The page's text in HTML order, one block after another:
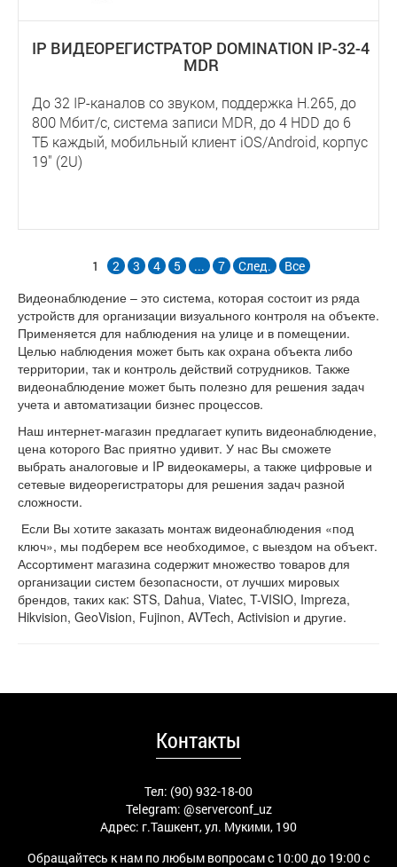
IP ВИДЕОРЕГИСТРАТОР DOMINATION IP-32-4
MDR
До 32 IP-каналов со звуком, поддержка Н.265, до
800 Мбит/с, система записи MDR, до 4 HDD до 6
ТБ каждый, мобильный клиент iOS/Android, корпус
19" (2U)
1 2 3 4 5 ... 7 След. Все
Видеонаблюдение – это система, которая состоит из ряда
устройств для организации визуального контроля на объекте.
Применяется для наблюдения на улице и в помещении.
Целью наблюдения может быть как охрана объекта либо
территории, так и контроль действий сотрудников. Также
видеонаблюдение может быть полезно для решения задач
учета и автоматизации бизнес процессов.
Наш интернет-магазин предлагает купить видеонаблюдение,
цена которого Вас приятно удивит. У нас Вы сможете
выбрать аналоговые и IP видеокамеры, а также цифровые и
сетевые видеорегистраторы для решения задач разной
сложности.
Если Вы хотите заказать монтаж видеонаблюдения «под
ключ», мы подберем все необходимое, с выездом на объект.
Ассортимент магазина содержит множество товаров для
организации систем безопасности, от лучших мировых
брендов, таких как: STS, Dahua, Viatec, T-VISIO, Impreza,
Hikvision, GeoVision, Fujinon, AVTech, Activision и другие.
Контакты
Тел: (90) 932-18-00
Telegram: @serverconf_uz
Адрес: г.Ташкент, ул. Мукими, 190
Обращайтесь к нам по любым вопросам с 10:00 до 19:00 с